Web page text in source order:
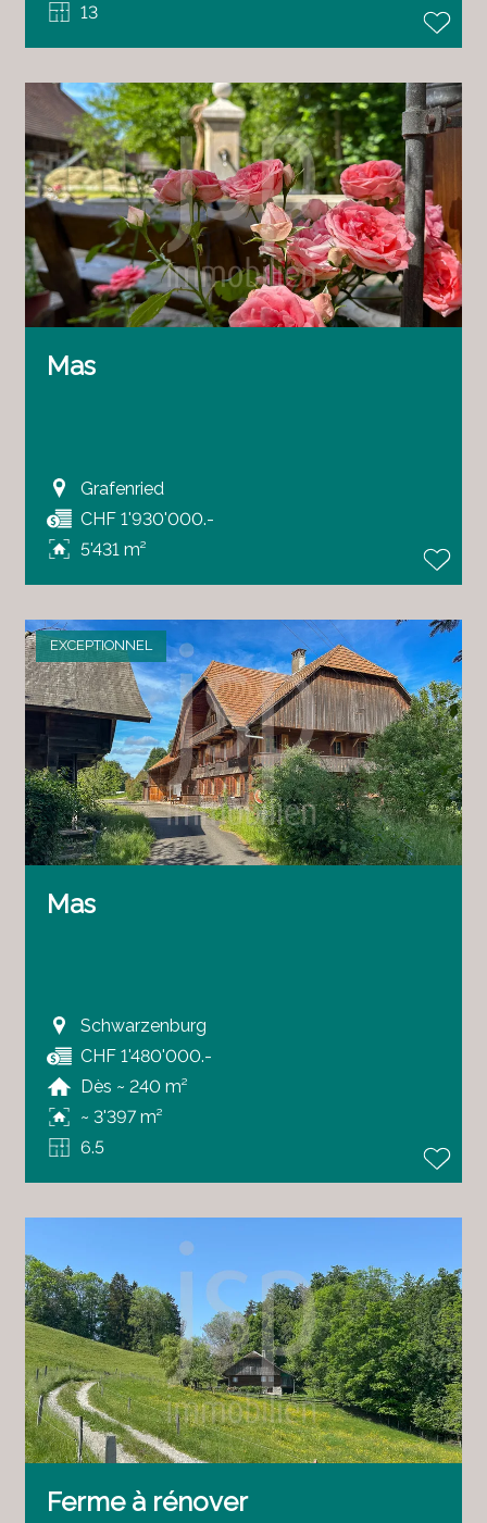
13
Mas
Grafenried
CHF 1'930'000.-
5'431 m²
EXCEPTIONNEL
Mas
Schwarzenburg
CHF 1'480'000.-
Dès ~ 240 m²
~ 3'397 m²
6.5
Ferme à rénover